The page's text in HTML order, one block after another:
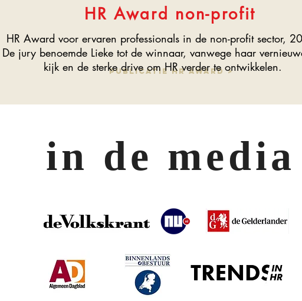
HR Award non-profit
Publicatie HR Award >
HR Award voor ervaren professionals in de non-profit sector,
De jury benoemde Lieke tot de winnaar, vanwege haar
kijk en de sterke drive om HR verder te ontwikkelen.
in de media